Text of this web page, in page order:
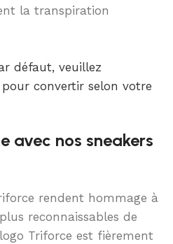
la transpiration
défaut, veuillez
convertir selon votre
avec nos sneakers
rendent hommage à
reconnaissables de
Triforce est fièrement